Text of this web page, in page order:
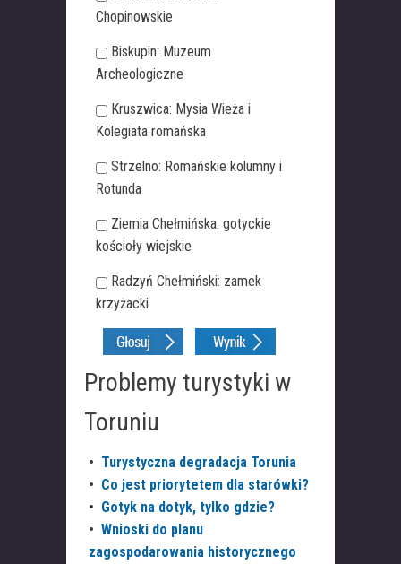
Chopinowskie
Biskupin: Muzeum
Archeologiczne
Kruszwica: Mysia Wieża i
Kolegiata romańska
Strzelno: Romańskie kolumny i
Rotunda
Ziemia Chełmińska: gotyckie
kościoły wiejskie
Radzyń Chełmiński: zamek
krzyżacki
Problemy turystyki w
Toruniu
• Turystyczna degradacja Torunia
• Co jest priorytetem dla starówki?
• Gotyk na dotyk, tylko gdzie?
• Wnioski do planu
zagospodarowania historycznego